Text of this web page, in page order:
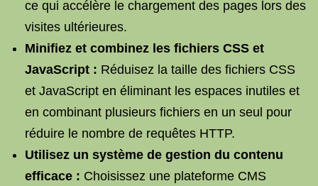
ce qui accélère le chargement des pages lors des
visites ultérieures.
Minifiez et combinez les fichiers CSS et
JavaScript : Réduisez la taille des fichiers CSS
et JavaScript en éliminant les espaces inutiles et
en combinant plusieurs fichiers en un seul pour
réduire le nombre de requêtes HTTP.
Utilisez un système de gestion du contenu
efficace : Choisissez une plateforme CMS